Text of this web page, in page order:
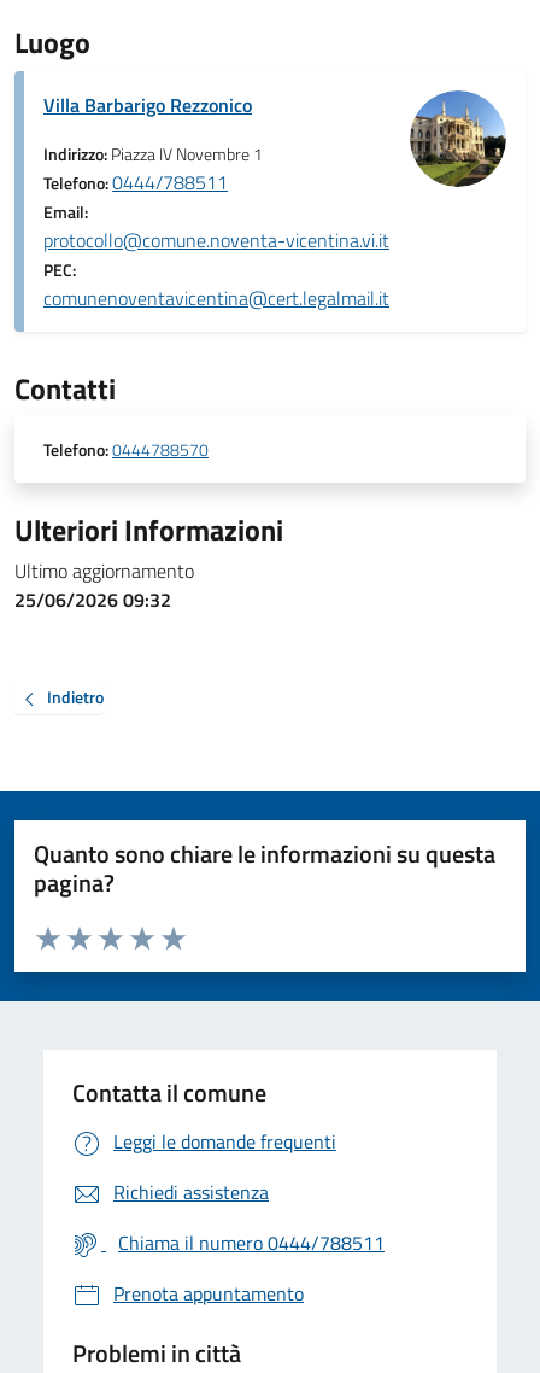
Luogo
Villa Barbarigo Rezzonico
Indirizzo:Piazza IV Novembre 1
Telefono:0444/788511
Email:
protocollo@comune.noventa-vicentina.vi.it
PEC:
comunenoventavicentina@cert.legalmail.it
Contatti
Telefono:0444788570
Ulteriori Informazioni
Ultimo aggiornamento
25/06/2026 09:32
Indietro
Quanto sono chiare le informazioni su questa
pagina?
Valuta da 1 a 5 stelle la pagina
Valuta 5 stelle su 5
Valuta 4 stelle su 5
Valuta 3 stelle su 5
Valuta 2 stelle su 5
Valuta 1 stelle su 5
Contatta il comune
Leggi le domande frequenti
Richiedi assistenza
Chiama il numero 0444/788511
Prenota appuntamento
Problemi in città